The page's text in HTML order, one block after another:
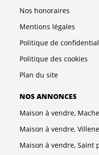
Nos honoraires
Mentions légales
Politique de
Politique des cookies
Plan du site
NOS ANNONCES
Maison à vendre,
Maison à vendre,
Maison à vendre,